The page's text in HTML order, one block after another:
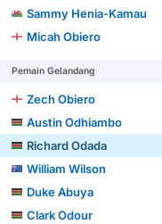
Sammy Henia-Kamau
Micah Obiero
Pemain Gelandang
Zech Obiero
Austin Odhiambo
Richard Odada
William Wilson
Duke Abuya
Clark Odour